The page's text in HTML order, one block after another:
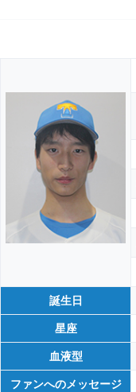
誕生日
星座
血液型
ファンへのメッセージ